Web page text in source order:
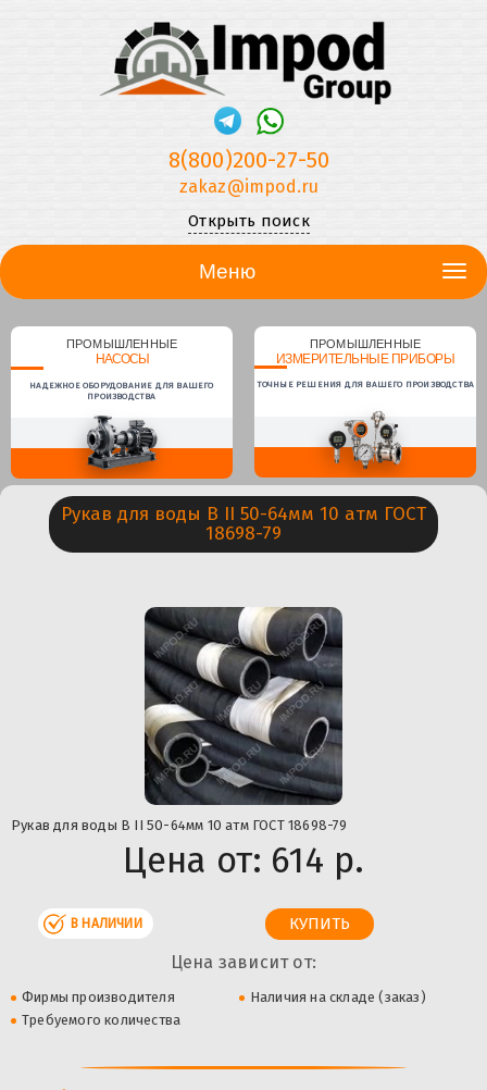
8(800)200-27-50
zakaz@impod.ru
Открыть поиск
Меню
ПРОМЫШЛЕННЫЕ
НАСОСЫ
НАДЕЖНОЕ ОБОРУДОВАНИЕ ДЛЯ ВАШЕГО
ПРОИЗВОДСТВА
ПРОМЫШЛЕННЫЕ
ИЗМЕРИТЕЛЬНЫЕ ПРИБОРЫ
ТОЧНЫЕ РЕШЕНИЯ ДЛЯ ВАШЕГО ПРОИЗВОДСТВА
Рукав для воды В II 50-64мм 10 атм ГОСТ
18698-79
Рукав для воды В II 50-64мм 10 атм ГОСТ 18698-79
Цена от: 614 р.
В НАЛИЧИИ
Цена зависит от:
Фирмы производителя
Наличия на складе (заказ)
Требуемого количества